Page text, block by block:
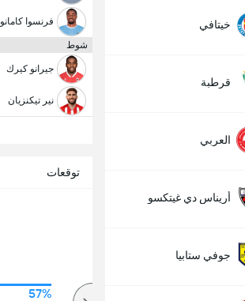
خيتافي
قرطبة
العربي
أريناس دي غيتكسو
جوفي ستابيا
فرنسوا كامانو
شوط
جيرانو كيرك
نير تيكنزيان
توقعات
57%